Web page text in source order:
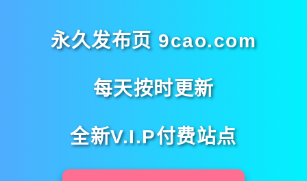
永久发布页 9cao.com
每天按时更新
全新V.I.P付费站点